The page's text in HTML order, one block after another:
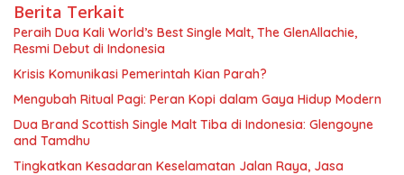
Berita Terkait
Peraih Dua Kali World’s Best Single Malt, The GlenAllachie,
Resmi Debut di Indonesia
Krisis Komunikasi Pemerintah Kian Parah?
Mengubah Ritual Pagi: Peran Kopi dalam Gaya Hidup Modern
Dua Brand Scottish Single Malt Tiba di Indonesia: Glengoyne
and Tamdhu
Tingkatkan Kesadaran Keselamatan Jalan Raya, Jasa